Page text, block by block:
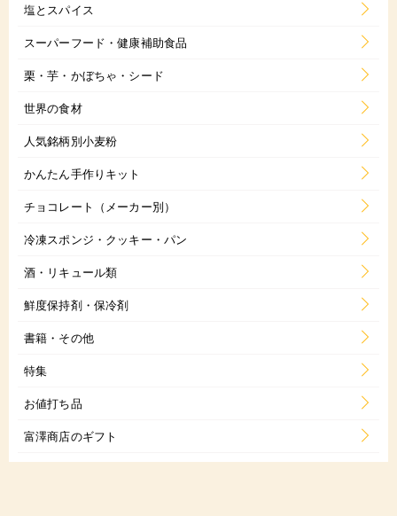
塩とスパイス
スーパーフード・健康補助食品
栗・芋・かぼちゃ・シード
世界の食材
人気銘柄別小麦粉
かんたん手作りキット
チョコレート（メーカー別）
冷凍スポンジ・クッキー・パン
酒・リキュール類
鮮度保持剤・保冷剤
書籍・その他
特集
お値打ち品
富澤商店のギフト